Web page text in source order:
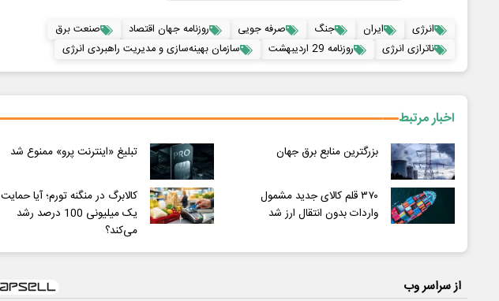
انرژی ایران جنگ صرفه جویی روزنامه جهان اقتصاد
صنعت برق
ناترازی انرژی
روزنامه 29 اردیبهشت سازمان بهینه‌سازی و مدیریت راهبردی انرژی
اخبار مرتبط
بزرگترین منابع برق جهان تبلیغ «اینترنت پرو» ممنوع شد
۳۷۰ قلم کالای جدید مشمول
واردات بدون انتقال ارز شد
کالابرگ در منگنه تورم؛ آیا حمایت
یک میلیونی 100 درصد رشد
می‌کند؟
از سراسر وب